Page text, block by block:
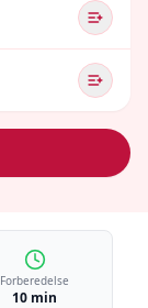
Forberedelse
10 min